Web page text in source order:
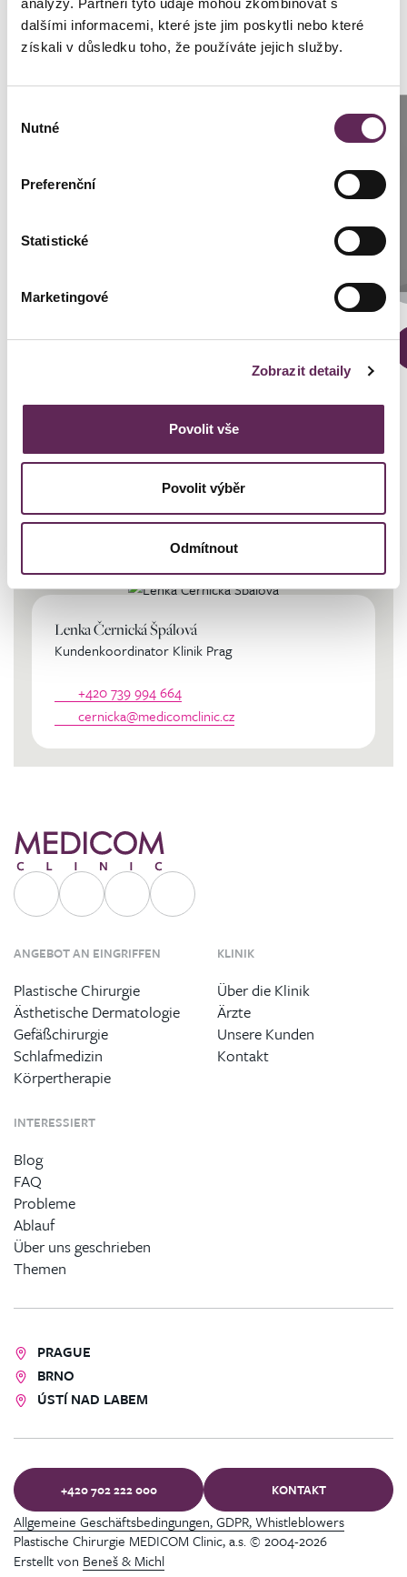
dalšími informacemi, které jste jim poskytli nebo které
získali v důsledku toho, že používáte jejich služby.
souhlasu
Nutné
Preferenční
Statistické
Marketingové
Zobrazit detaily
Povolit vše
Povolit výběr
Odmítnout
Geschlecht Frau
Fotos vorher und nachher
MUDr. Peter Ondrejka
Kontaktierien Sie ihren
persönlichen Koordinator
Lenka Černická Špálová
Kundenkoordinator Klinik Prag
+420 739 994 664
cernicka@medicomclinic.cz
Brünn: +420 776 279 454
ANGEBOT AN EINGRIFFEN
Plastische Chirurgie
Ästhetische Dermatologie
Gefäßchirurgie
Schlafmedizin
Körpertherapie
KLINIK
Über die Klinik
Ärzte
Unsere Kunden
Kontakt
INTERESSIERT
Blog
FAQ
Probleme
Ablauf
Über uns geschrieben
Themen
PRAGUE
BRNO
ÚSTÍ NAD LABEM
+420 702 222 000 KONTAKT
Plastische Chirurgie MEDICOM Clinic, a.s. © 2004-2026
Allgemeine Geschäftsbedingungen, GDPR, Whistleblowers
Erstellt von Beneš & Michl